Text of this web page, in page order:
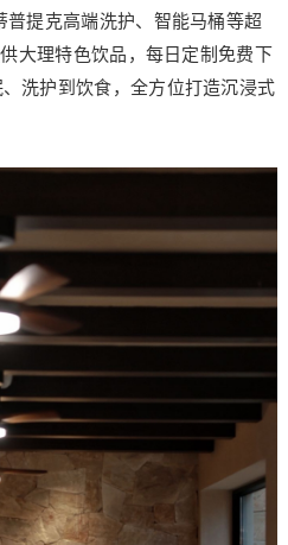
提克高端洗护、智能马桶等超
大理特色饮品，每日定制免费下
洗护到饮食，全方位打造沉浸式